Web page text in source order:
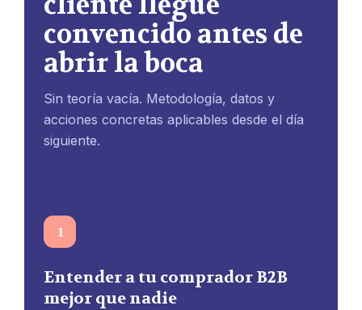
convencido antes de
abrir la boca
Sin teoría vacía. Metodología, datos y
acciones concretas aplicables desde el día
siguiente.
1
Entender a tu comprador B2B
mejor que nadie